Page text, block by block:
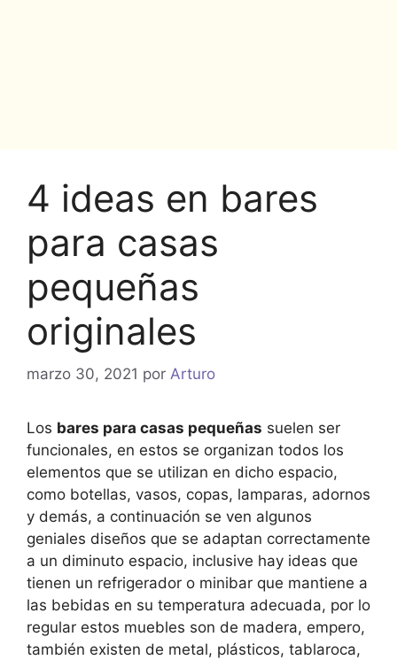
4 ideas en bares
para casas
pequeñas
originales
marzo 30, 2021 por Arturo
Los bares para casas pequeñas suelen ser
funcionales, en estos se organizan todos los
elementos que se utilizan en dicho espacio,
como botellas, vasos, copas, lamparas, adornos
y demás, a continuación se ven algunos
geniales diseños que se adaptan correctamente
a un diminuto espacio, inclusive hay ideas que
tienen un refrigerador o minibar que mantiene a
las bebidas en su temperatura adecuada, por lo
regular estos muebles son de madera, empero,
también existen de metal, plásticos, tablaroca,